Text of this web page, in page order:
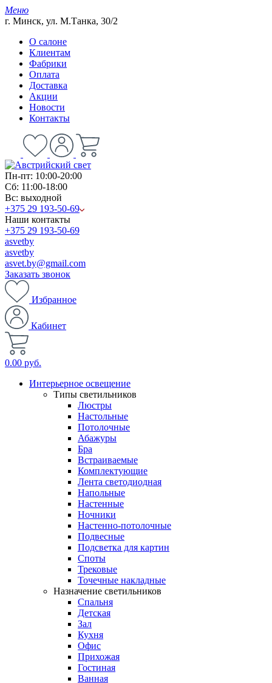
Меню
г. Минск, ул. М.Танка, 30/2
О салоне
Клиентам
Фабрики
Оплата
Доставка
Акции
Новости
Контакты
Пн-пт: 10:00-20:00
Сб: 11:00-18:00
Вс: выходной
+375 29 193-50-69
Наши контакты
+375 29 193-50-69
asvetby
asvetby
asvet.by@gmail.com
Заказать звонок
Избранное
Кабинет
0.00 руб.
Интерьерное освещение
Типы светильников
Люстры
Настольные
Потолочные
Абажуры
Бра
Встраиваемые
Комплектующие
Лента светодиодная
Напольные
Настенные
Ночники
Настенно-потолочные
Подвесные
Подсветка для картин
Споты
Трековые
Точечные накладные
Назначение светильников
Спальня
Детская
Зал
Кухня
Офис
Прихожая
Гостиная
Ванная